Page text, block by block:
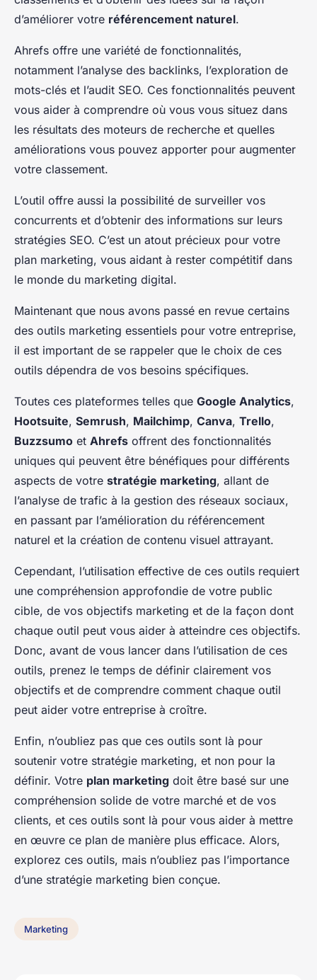
d’améliorer votre référencement naturel.
Ahrefs offre une variété de fonctionnalités,
notamment l’analyse des backlinks, l’exploration de
mots-clés et l’audit SEO. Ces fonctionnalités peuvent
vous aider à comprendre où vous vous situez dans
les résultats des moteurs de recherche et quelles
améliorations vous pouvez apporter pour augmenter
votre classement.
L’outil offre aussi la possibilité de surveiller vos
concurrents et d’obtenir des informations sur leurs
stratégies SEO. C’est un atout précieux pour votre
plan marketing, vous aidant à rester compétitif dans
le monde du marketing digital.
Maintenant que nous avons passé en revue certains
des outils marketing essentiels pour votre entreprise,
il est important de se rappeler que le choix de ces
outils dépendra de vos besoins spécifiques.
Toutes ces plateformes telles que Google Analytics,
Hootsuite, Semrush, Mailchimp, Canva, Trello,
Buzzsumo et Ahrefs offrent des fonctionnalités
uniques qui peuvent être bénéfiques pour différents
aspects de votre stratégie marketing, allant de
l’analyse de trafic à la gestion des réseaux sociaux,
en passant par l’amélioration du référencement
naturel et la création de contenu visuel attrayant.
Cependant, l’utilisation effective de ces outils requiert
une compréhension approfondie de votre public
cible, de vos objectifs marketing et de la façon dont
chaque outil peut vous aider à atteindre ces objectifs.
Donc, avant de vous lancer dans l’utilisation de ces
outils, prenez le temps de définir clairement vos
objectifs et de comprendre comment chaque outil
peut aider votre entreprise à croître.
Enfin, n’oubliez pas que ces outils sont là pour
soutenir votre stratégie marketing, et non pour la
définir. Votre plan marketing doit être basé sur une
compréhension solide de votre marché et de vos
clients, et ces outils sont là pour vous aider à mettre
en œuvre ce plan de manière plus efficace. Alors,
explorez ces outils, mais n’oubliez pas l’importance
d’une stratégie marketing bien conçue.
Marketing